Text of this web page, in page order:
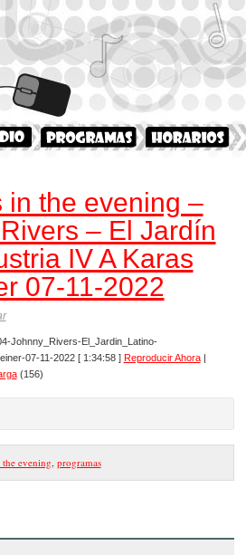
in the evening –
– El Jardín
IV A Karas
07-11-2022
Johnny_Rivers-El_Jardin_Latino-
07-11-2022 [ 1:34:58 ] Reproducir Ahora|
(156)
evening, programas